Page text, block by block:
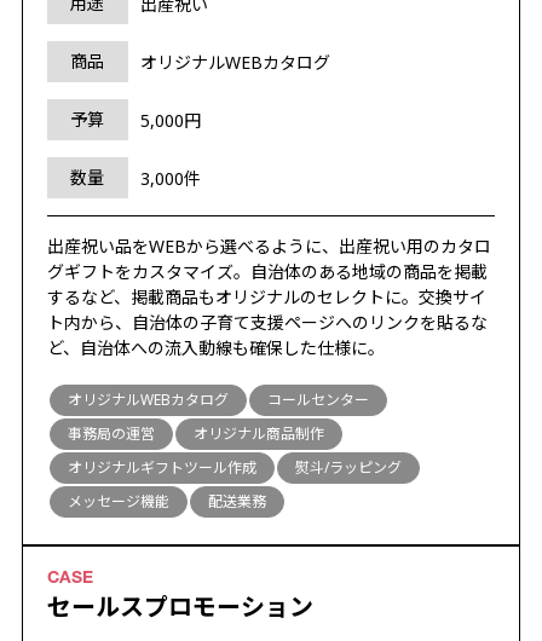
商品 オリジナルWEBカタログ
予算 5,000円
数量 3,000件
出産祝い品をWEBから選べるように、出産祝い用のカタロ
グギフトをカスタマイズ。自治体のある地域の商品を掲載
するなど、掲載商品もオリジナルのセレクトに。交換サイ
ト内から、自治体の子育て支援ページへのリンクを貼るな
ど、自治体への流入動線も確保した仕様に。
オリジナルWEBカタログ
コールセンター
事務局の運営
オリジナル商品制作
オリジナルギフトツール作成
熨斗/ラッピング
メッセージ機能
配送業務
セールスプロモーション